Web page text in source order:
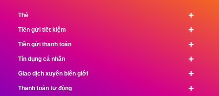
+
Thẻ
+
Tiền gửi tiết kiệm
+
Tiền gửi thanh toán
+
Tín dụng cá nhân
+
Giao dịch xuyên biên giới
+
Thanh toán tự động